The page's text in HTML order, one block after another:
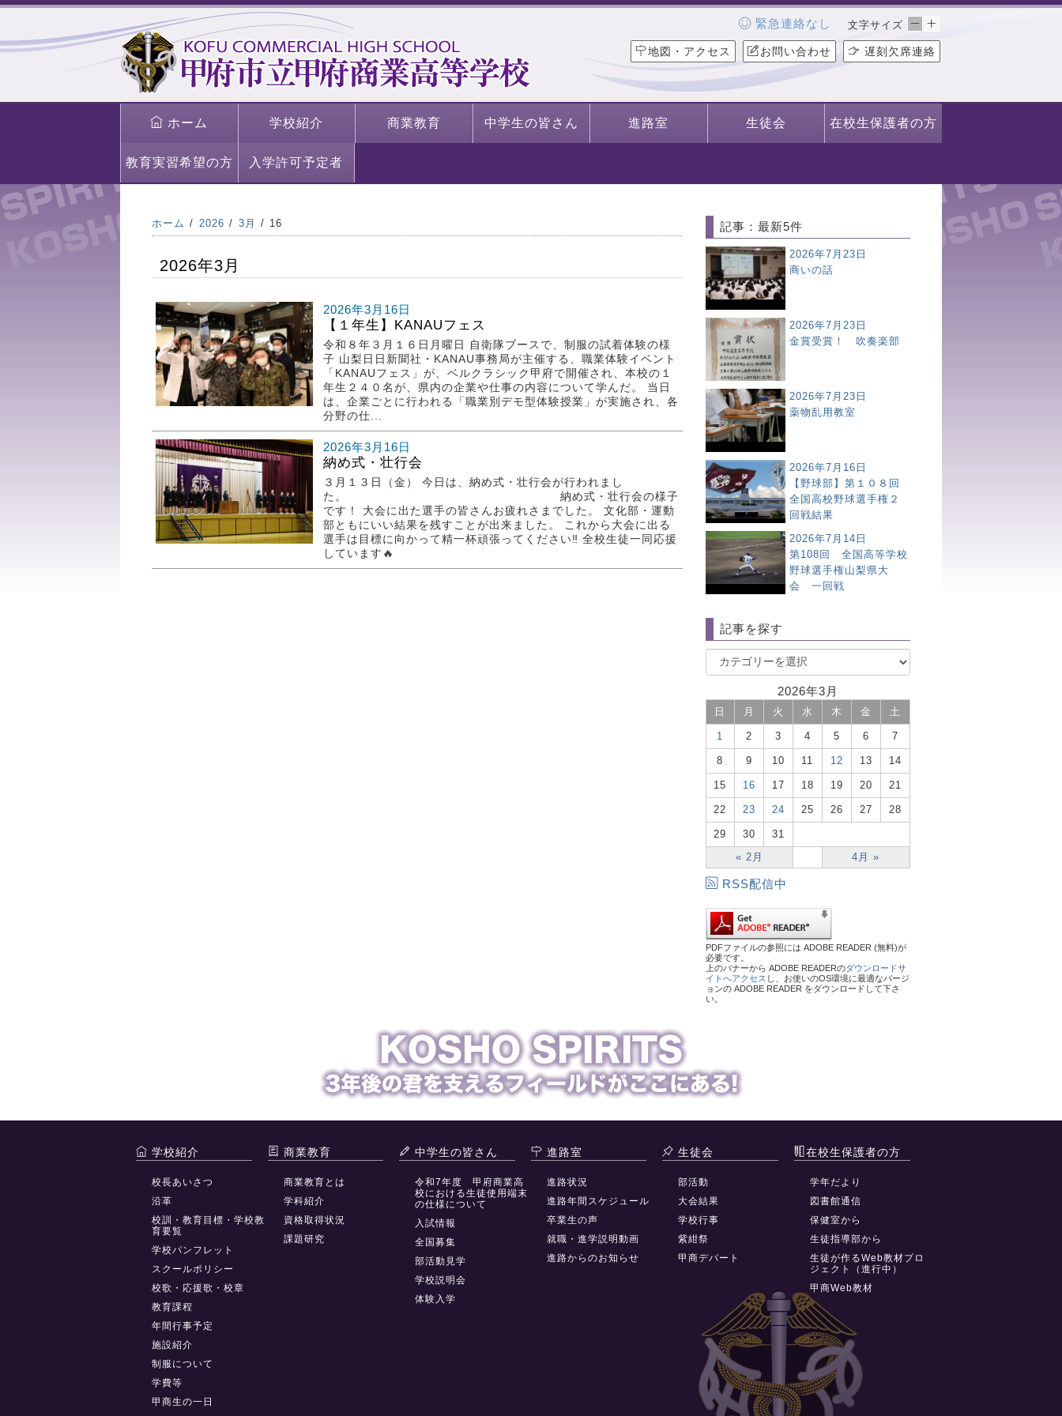
文字サイズ
地図・アクセス お問い合わせ 遅刻欠席連絡
緊急連絡なし
ホーム 学校紹介 商業教育 中学生の皆さん 進路室 生徒会 在校生保護者の方
教育実習希望の方 入学許可予定者
ホーム 2026 3月 16
2026年3月
2026年3月16日
【１年生】KANAUフェス
令和８年３月１６日月曜日 自衛隊ブースで、制服の試着体験の様
子 山梨日日新聞社・KANAU事務局が主催する、職業体験イベント
「KANAUフェス」が、ベルクラシック甲府で開催され、本校の１
年生２４０名が、県内の企業や仕事の内容について学んだ。 当日
は、企業ごとに行われる「職業別デモ型体験授業」が実施され、各
分野の仕...
2026年3月16日
納め式・壮行会
３月１３日（金） 今日は、納め式・壮行会が行われまし
た。 納め式・壮行会の様子
です！ 大会に出た選手の皆さんお疲れさまでした。 文化部・運動
部ともにいい結果を残すことが出来ました。 これから大会に出る
選手は目標に向かって精一杯頑張ってください‼ 全校生徒一同応援
しています🔥
記事：最新5件
2026年7月23日
商いの話
2026年7月23日
金賞受賞！ 吹奏楽部
2026年7月23日
薬物乱用教室
2026年7月16日
【野球部】第１０８回
全国高校野球選手権２
回戦結果
2026年7月14日
第108回 全国高等学校
野球選手権山梨県大
会 一回戦
記事を探す
2026年3月
日 月 火 水 木 金 土
« 2月 4月 »
1 2 3 4 5 6 7
8 9 10 11 12 13 14
15 16 17 18 19 20 21
22 23 24 25 26 27 28
29 30 31
RSS配信中
PDFファイルの参照には ADOBE READER (無料)が
必要です。
上のバナーから ADOBE READERのダウンロードサ
イトへアクセス し、お使いのOS環境に最適なバージ
ョンの ADOBE READER をダウンロードして下さ
い。
学校紹介
校長あいさつ
沿革
校訓・教育目標・学校教
育要覧
学校パンフレット
スクールポリシー
校歌・応援歌・校章
教育課程
年間行事予定
施設紹介
制服について
学費等
甲商生の一日
商業教育
商業教育とは
学科紹介
資格取得状況
課題研究
中学生の皆さん
令和7年度 甲府商業高
校における生徒使用端末
の仕様について
入試情報
全国募集
部活動見学
学校説明会
体験入学
進路室
進路状況
進路年間スケジュール
卒業生の声
就職・進学説明動画
進路からのお知らせ
生徒会
部活動
大会結果
学校行事
紫紺祭
甲商デパート
在校生保護者の方
学年だより
図書館通信
保健室から
生徒指導部から
生徒が作るWeb教材プロ
ジェクト（進行中）
甲商Web教材